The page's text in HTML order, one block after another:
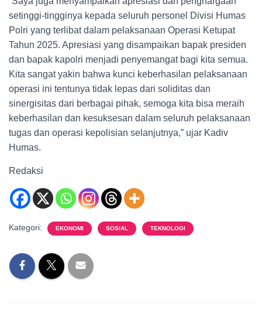
setinggi-tingginya kepada seluruh personel Divisi Humas
Polri yang terlibat dalam pelaksanaan Operasi Ketupat
Tahun 2025. Apresiasi yang disampaikan bapak presiden
dan bapak kapolri menjadi penyemangat bagi kita semua.
Kita sangat yakin bahwa kunci keberhasilan pelaksanaan
operasi ini tentunya tidak lepas dari soliditas dan
sinergisitas dari berbagai pihak, semoga kita bisa meraih
keberhasilan dan kesuksesan dalam seluruh pelaksanaan
tugas dan operasi kepolisian selanjutnya,” ujar Kadiv
Humas.
Redaksi
Kategori: EKONOMI SOSIAL TEKNOLOGI